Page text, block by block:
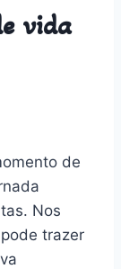
vida
de
Nos
trazer